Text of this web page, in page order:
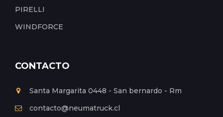
PIRELLI
WINDFORCE
CONTACTO
Santa Margarita 0448 - San bernardo - Rm
contacto@neumatruck.cl